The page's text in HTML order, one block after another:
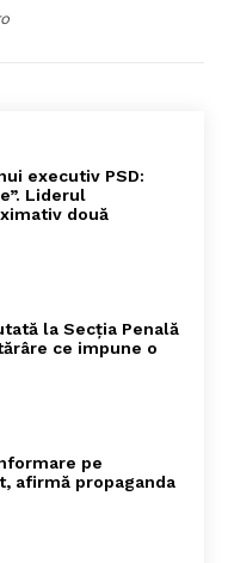
executiv PSD:
Liderul
două
la Secția Penală
ce impune o
pe
afirmă propaganda